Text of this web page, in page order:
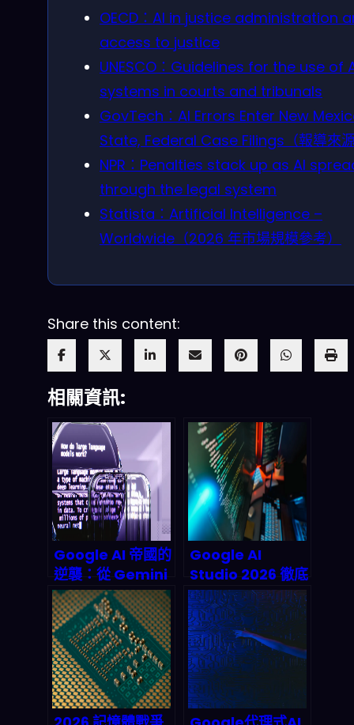
OECD：AI in justice administration
access to justice
UNESCO：Guidelines for the use of
systems in courts and tribunals
GovTech：AI Errors Enter New
State, Federal Case Filings（報導來
NPR：Penalties stack up as AI
through the legal system
Statista：Artificial Intelligence –
Worldwide（2026 年市場規模參考）
Share this content:
相關資訊:
Google AI 帝國的
逆襲：從 Gemini
到 TPU‑v5，
2026 年它為何能
贏下這場 AI 競
賽？
Google AI
Studio 2026 徹底
評測：這波低代碼
革命值得跟嗎？深
度解析、數據預測
與實戰攻略